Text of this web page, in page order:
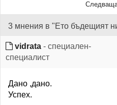
3 мнения в "Ето бъдещият
vidrata - специален-
специалист
Дано ,дано.
Успех.